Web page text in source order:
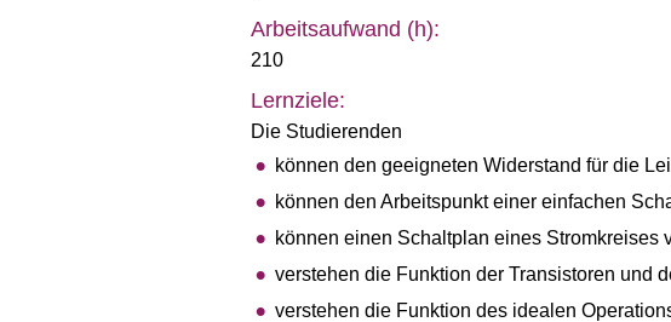
Arbeitsaufwand (h):
210
Lernziele:
Die Studierenden
können den geeigneten Widerstand für die
können den Arbeitspunkt einer einfachen
können einen Schaltplan eines
verstehen die Funktion der Transistoren und
verstehen die Funktion des idealen